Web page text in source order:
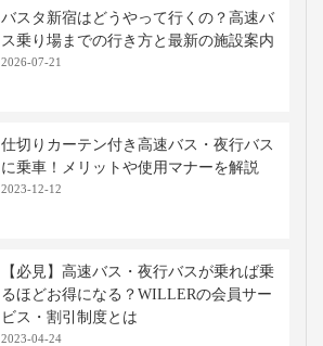
バスタ新宿はどうやって行くの？高速バ
ス乗り場までの行き方と最新の施設案内
2026-07-21
仕切りカーテン付き高速バス・夜行バス
に乗車！メリットや使用マナーを解説
2023-12-12
【必見】高速バス・夜行バスが乗れば乗
るほどお得になる？WILLERの会員サー
ビス・割引制度とは
2023-04-24